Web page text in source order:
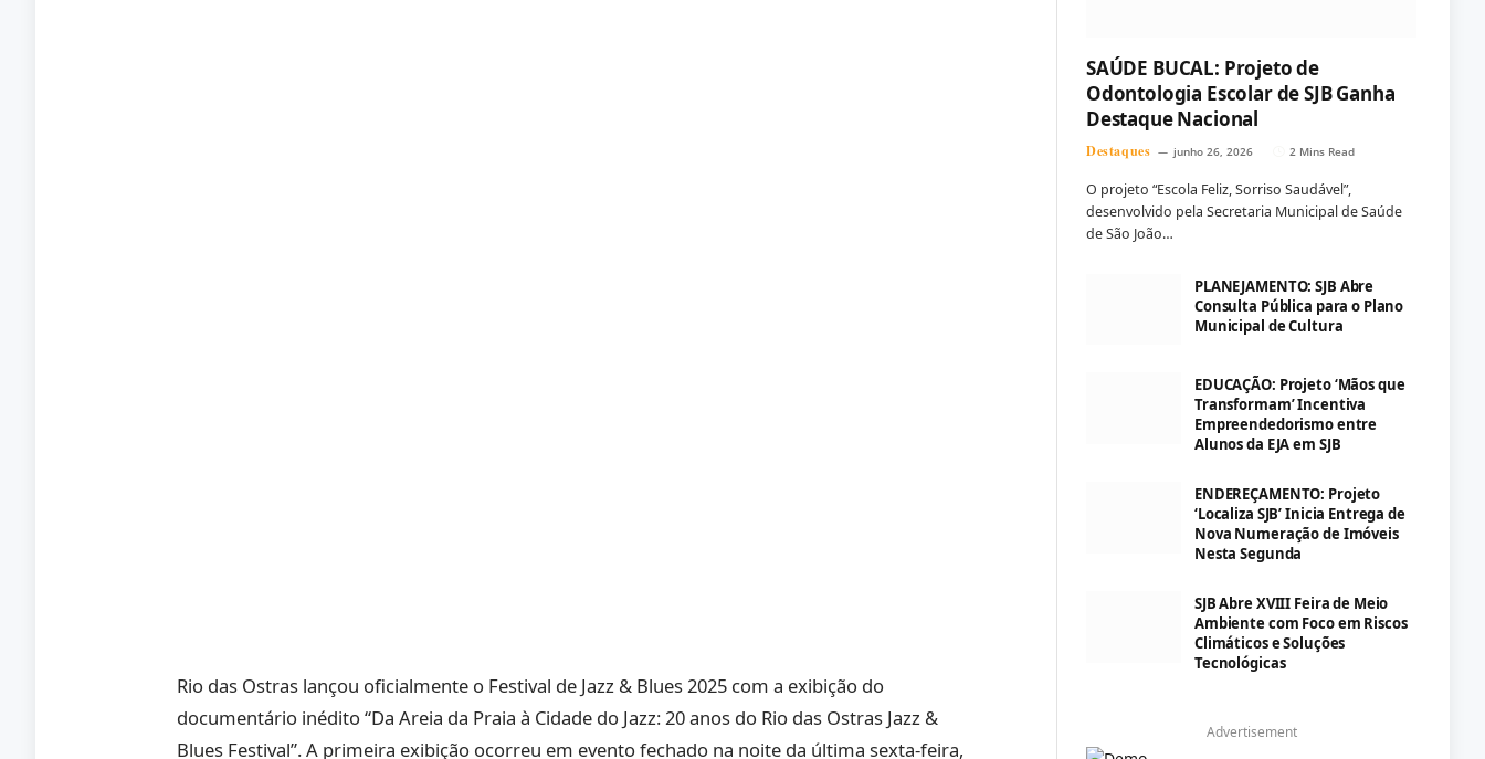
Rio das Ostras lançou oficialmente o Festival de Jazz & Blues 2025 com a exibição do
documentário inédito “Da Areia da Praia à Cidade do Jazz: 20 anos do Rio das Ostras Jazz &
Blues Festival”. A primeira exibição ocorreu em evento fechado na noite da última sexta-feira,
SAÚDE BUCAL: Projeto de
Odontologia Escolar de SJB Ganha
Destaque Nacional
Destaques junho 26, 2026 2 Mins Read
O projeto “Escola Feliz, Sorriso Saudável”,
desenvolvido pela Secretaria Municipal de Saúde
de São João…
PLANEJAMENTO: SJB Abre
Consulta Pública para o Plano
Municipal de Cultura
EDUCAÇÃO: Projeto ‘Mãos que
Transformam’ Incentiva
Empreendedorismo entre
Alunos da EJA em SJB
ENDEREÇAMENTO: Projeto
‘Localiza SJB’ Inicia Entrega de
Nova Numeração de Imóveis
Nesta Segunda
SJB Abre XVIII Feira de Meio
Ambiente com Foco em Riscos
Climáticos e Soluções
Tecnológicas
Advertisement